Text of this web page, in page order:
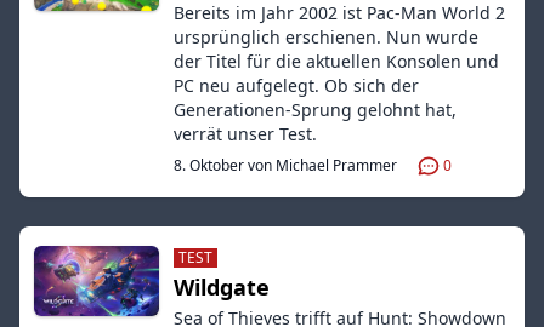
Bereits im Jahr 2002 ist Pac-Man World 2
ursprünglich erschienen. Nun wurde
der Titel für die aktuellen Konsolen und
PC neu aufgelegt. Ob sich der
Generationen-Sprung gelohnt hat,
verrät unser Test.
8. Oktober von Michael Prammer 0
TEST
Wildgate
Sea of Thieves trifft auf Hunt: Showdown